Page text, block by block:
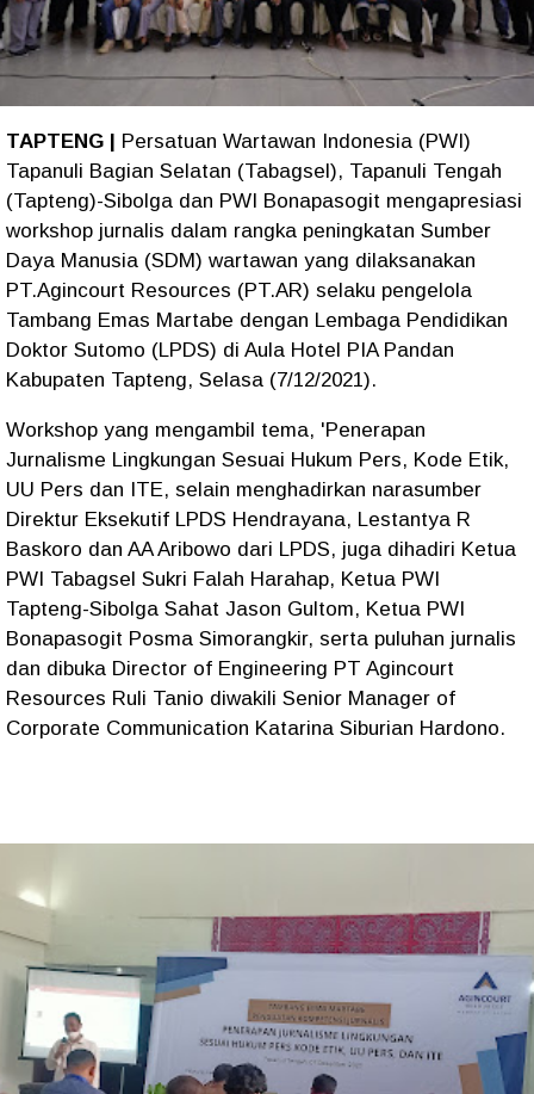
TAPTENG |
Persatuan Wartawan Indonesia (PWI)
Tapanuli Bagian Selatan (Tabagsel), Tapanuli Tengah
(Tapteng)-Sibolga dan PWI Bonapasogit mengapresiasi
workshop jurnalis dalam rangka peningkatan Sumber
Daya Manusia (SDM) wartawan yang dilaksanakan
PT.Agincourt Resources (PT.AR) selaku pengelola
Tambang Emas Martabe dengan Lembaga Pendidikan
Doktor Sutomo (LPDS) di Aula Hotel PIA Pandan
Kabupaten Tapteng, Selasa (7/12/2021).
Workshop yang mengambil tema, 'Penerapan
Jurnalisme Lingkungan Sesuai Hukum Pers, Kode Etik,
UU Pers dan ITE, selain menghadirkan narasumber
Direktur Eksekutif LPDS Hendrayana, Lestantya R
Baskoro dan AA Aribowo dari LPDS, juga dihadiri Ketua
PWI Tabagsel Sukri Falah Harahap, Ketua PWI
Tapteng-Sibolga Sahat Jason Gultom, Ketua PWI
Bonapasogit Posma Simorangkir, serta puluhan jurnalis
dan dibuka Director of Engineering PT Agincourt
Resources Ruli Tanio diwakili Senior Manager of
Corporate Communication Katarina Siburian Hardono.